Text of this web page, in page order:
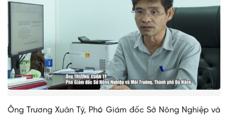
Ông Trương Xuân Tý, Phó Giám đốc Sở Nông Nghiệp và